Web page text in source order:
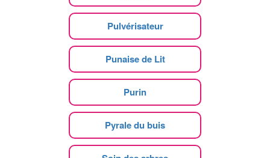
Pulvérisateur
Punaise de Lit
Purin
Pyrale du buis